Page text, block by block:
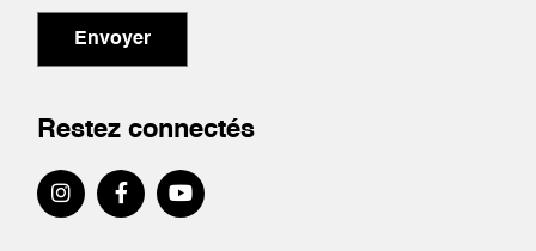
Envoyer
Restez connectés